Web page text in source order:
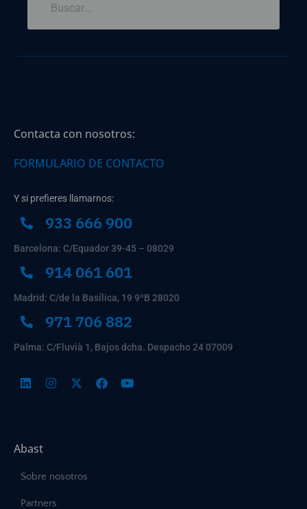
Contacta con nosotros:
FORMULARIO DE CONTACTO
Y si prefieres llamarnos:
933 666 900
Barcelona: C/Equador 39-45 – 08029
914 061 601
Madrid: C/de la Basílica, 19 9ºB 28020
971 706 882
Palma: C/Fluvià 1, Bajos dcha. Despacho 24 07009
Abast
Sobre nosotros
Partners